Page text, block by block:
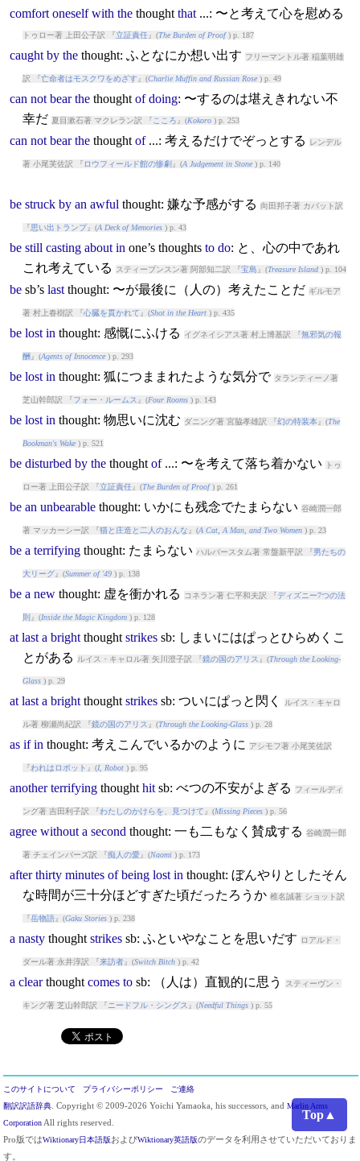
Top▲
comfort oneself with the thought that...: 〜と考えて心を慰める
トゥロー著 上田公子訳 『立証責任』(The Burden of Proof) p. 187
caught by the thought: ふとなにか想い出す フリーマントル著 稲葉明雄
訳 『亡命者はモスクワをめざす』(Charlie Muffin and Russian Rose) p. 49
can not bear the thought of doing: 〜するのは堪えきれない不
幸だ 夏目漱石著 マクレラン訳 『 こころ 』(Kokoro) p. 253
can not bear the thought of...: 考えるだけでぞっとする レンデル
著 小尾芙佐訳 『 ロウフィールド館の惨劇 』(A Judgement in Stone) p. 140
be struck by an awful thought: 嫌な予感がする 向田邦子著 カバット訳
『思い出トランプ』(A Deck of Memories) p. 43
be still casting about in one’s thoughts to do: と、心の中であれ
これ考えている
スティーブンスン著 阿部知二訳 『宝島 』(Treasure Island) p. 104
besb’s last thought: 〜が最後に（人の）考えたことだ ギルモア
著 村上春樹訳 『心臓を貫かれて 』(Shot in the Heart) p. 435
be lost in thought: 感慨にふける イグネイシアス著 村上博基訳 『無邪気の報
酬 』(Agents of Innocence) p. 293
be lost in thought: 狐につままれたような気分で タランティーノ著
芝山幹郎訳 『フォー・ルームス 』(Four Rooms) p. 143
be lost in thought: 物思いに沈む ダニング著 宮脇孝雄訳 『幻の特装本』(The
Bookman's Wake) p. 521
be disturbed by the thought of...: 〜を考えて落ち着かない トゥ
ロー著 上田公子訳 『立証責任』(The Burden of Proof) p. 261
be an unbearable thought: いかにも残念でたまらない 谷崎潤一郎
著 マッカーシー訳 『猫と庄造と二人のおんな 』(A Cat, A Man, and Two Women) p. 23
be a terrifying thought: たまらない ハルバースタム著 常盤新平訳 『男たちの
大リーグ』(Summer of '49) p. 138
be a new thought: 虚を衝かれる コネラン著 仁平和夫訳 『ディズニー7つの法
則 』(Inside the Magic Kingdom) p. 128
at last a bright thought strikessb: しまいにはぱっとひらめくこ
とがある
ルイス・キャロル著 矢川澄子訳 『鏡の国のアリス 』(Through the Looking-
Glass) p. 29
at last a bright thought strikessb: ついにぱっと閃く ルイス・キャロ
ル著 柳瀬尚紀訳 『鏡の国のアリス 』(Through the Looking-Glass) p. 28
as if in thought: 考えこんでいるかのように アシモフ著 小尾芙佐訳
『われはロボット 』(I, Robot) p. 95
another terrifying thought hitsb: べつの不安がよぎる フィールディ
ング著 吉田利子訳 『わたしのかけらを、見つけて 』(Missing Pieces) p. 56
agree without a second thought: 一も二もなく賛成する 谷崎潤一郎
著 チェインバーズ訳 『痴人の愛』(Naomi) p. 173
after thirty minutes of being lost in thought: ぼんやりとしたそん
な時間が三十分ほどすぎた頃だったろうか 椎名誠著 ショット訳
『岳物語』(Gaku Stories) p. 238
a nasty thought strikessb: ふといやなことを思いだす ロアルド・
ダール著 永井淳訳 『来訪者』(Switch Bitch) p. 42
a clear thought comes tosb: （人は）直観的に思う スティーヴン・
キング著 芝山幹郎訳 『 ニードフル・シングス 』(Needful Things) p. 55
このサイトについて プライバシーポリシー
ご連絡
翻訳訳語辞典. Copyright © 2009-2026 Yoichi Yamaoka, his successors, and Marlin Arms
CorporationAll rights reserved.
Pro版ではWiktionary日本語版およびWiktionary英語版のデータを利用させていただいておりま
す。